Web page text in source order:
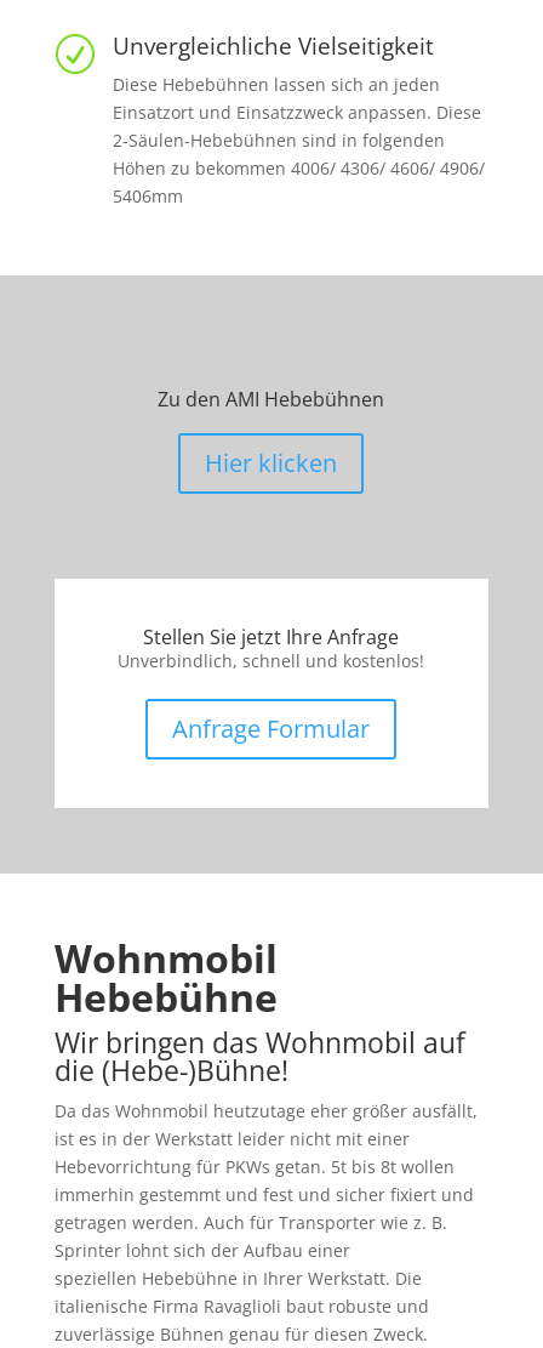
R Unvergleichliche Vielseitigkeit
Diese Hebebühnen lassen sich an jeden
Einsatzort und Einsatzzweck anpassen. Diese
2-Säulen-Hebebühnen sind in folgenden
Höhen zu bekommen 4006/ 4306/ 4606/ 4906/
5406mm
Zu den AMI Hebebühnen
Hier klicken
Stellen Sie jetzt Ihre Anfrage
Unverbindlich, schnell und kostenlos!
Anfrage Formular
Wohnmobil
Hebebühne
Wir bringen das Wohnmobil auf
die (Hebe-)Bühne!
Da das Wohnmobil heutzutage eher größer ausfällt,
ist es in der Werkstatt leider nicht mit einer
Hebevorrichtung für PKWs getan. 5t bis 8t wollen
immerhin gestemmt und fest und sicher fixiert und
getragen werden. Auch für Transporter wie z. B.
Sprinter lohnt sich der Aufbau einer
speziellen Hebebühne in Ihrer Werkstatt. Die
italienische Firma Ravaglioli baut robuste und
zuverlässige Bühnen genau für diesen Zweck.